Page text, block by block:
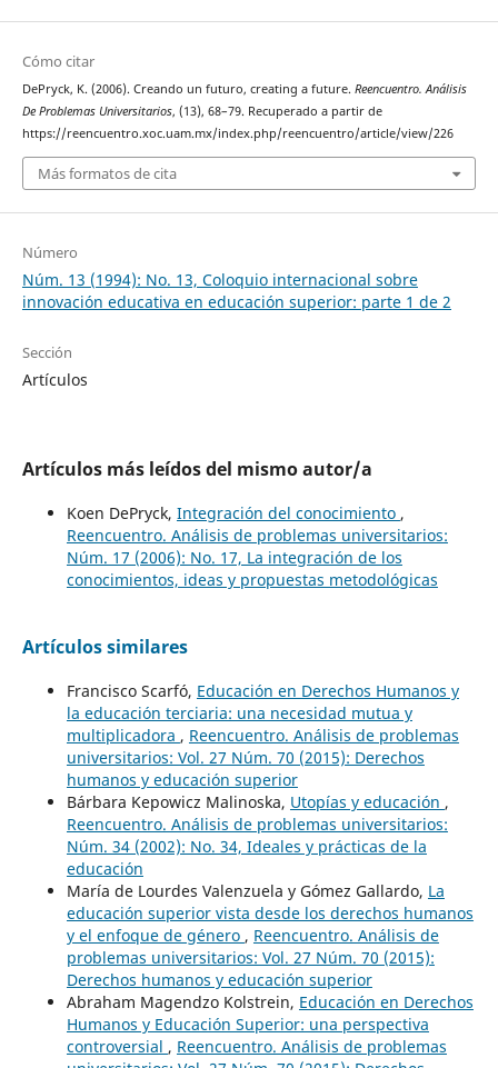
Cómo citar
DePryck, K. (2006). Creando un futuro, creating a future. Reencuentro. Análisis
De Problemas Universitarios, (13), 68–79. Recuperado a partir de
https://reencuentro.xoc.uam.mx/index.php/reencuentro/article/view/226
Más formatos de cita
Número
Núm. 13 (1994): No. 13, Coloquio internacional sobre
innovación educativa en educación superior: parte 1 de 2
Sección
Artículos
Artículos más leídos del mismo autor/a
Koen DePryck, Integración del conocimiento ,
Reencuentro. Análisis de problemas universitarios:
Núm. 17 (2006): No. 17, La integración de los
conocimientos, ideas y propuestas metodológicas
Artículos similares
Francisco Scarfó, Educación en Derechos Humanos y
la educación terciaria: una necesidad mutua y
multiplicadora , Reencuentro. Análisis de problemas
universitarios: Vol. 27 Núm. 70 (2015): Derechos
humanos y educación superior
Bárbara Kepowicz Malinoska, Utopías y educación ,
Reencuentro. Análisis de problemas universitarios:
Núm. 34 (2002): No. 34, Ideales y prácticas de la
educación
María de Lourdes Valenzuela y Gómez Gallardo, La
educación superior vista desde los derechos humanos
y el enfoque de género , Reencuentro. Análisis de
problemas universitarios: Vol. 27 Núm. 70 (2015):
Derechos humanos y educación superior
Abraham Magendzo Kolstrein, Educación en Derechos
Humanos y Educación Superior: una perspectiva
controversial , Reencuentro. Análisis de problemas